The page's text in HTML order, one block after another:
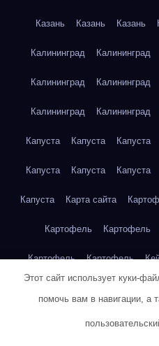
Казань Казань Казань
Калининград Калининград
Калининград Калининград
Калининград Калининград
Капуста Капуста Капуста
Капуста Капуста Капуста
Капуста Карта сайта
Картофель Картофель
Картофель Картофель
Этот сайт использует куки-
помочь вам в навигации, а